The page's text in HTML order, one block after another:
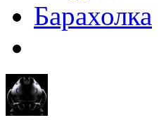
Барахолка